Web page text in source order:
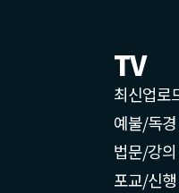
TV
최신업로
예불/독경
법문/강의
포교/신행